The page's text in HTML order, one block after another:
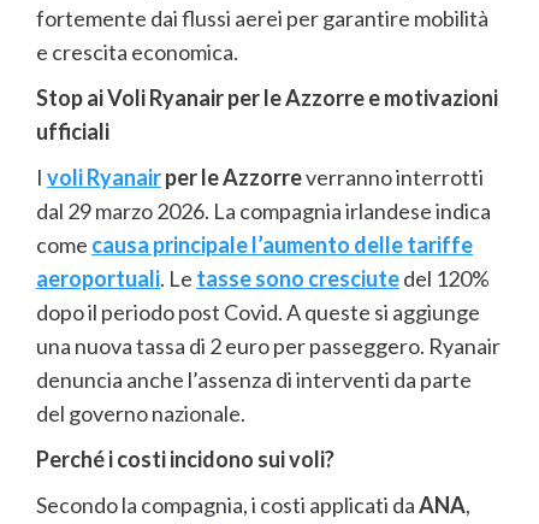
fortemente dai flussi aerei per garantire mobilità
e crescita economica.
Stop ai Voli Ryanair per le Azzorre e motivazioni
ufficiali
I voli Ryanairper le Azzorreverranno interrotti
dal 29 marzo 2026. La compagnia irlandese indica
come causa principale l’aumento delle tariffe
aeroportuali. Le tasse sono cresciutedel 120%
dopo il periodo post Covid. A queste si aggiunge
una nuova tassa di 2 euro per passeggero. Ryanair
denuncia anche l’assenza di interventi da parte
del governo nazionale.
Perché i costi incidono sui voli?
Secondo la compagnia, i costi applicati daANA,